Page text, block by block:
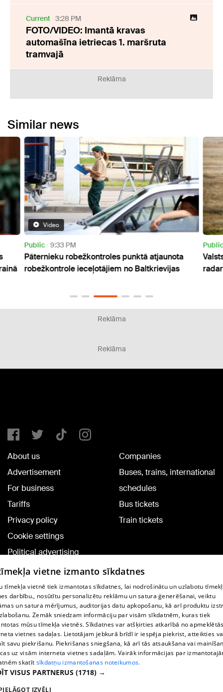
Current 3:28 PM
FOTO/VIDEO: Imantā kravas
automašīna ietriecas 1. maršruta
tramvajā
Reklāma
Similar news
Video
Public 9:33 PM
Pāternieku robežkontroles punktā atjaunota
robežkontrole ieceļotājiem no Baltkrievijas
Reklāma
Reklāma
About us
Advertisement
For business
Tariffs
Privacy policy
Cookie settings
Political advertising
Cookie policy
Commenting terms
Companies
Buses, trains, international
schedules
Bus tickets
Train tickets
TV program
Contract rules
360 Ziņu kontakti
Helio Media
Vortal assistance service: e-mail -
vietne izmanto sīkdatnes
tīmekļa vietnē tiek izmantotas sīkdatnes, lai nodrošinātu un uzlabotu
darbību., nosūtītu personalizētu reklāmu un satura ģenerēšanai, veiktu
un satura mērījumus, auditorijas datu apkopošanu, kā arī produktu
Zemāk sniedzam informāciju par visām sīkdatnēm, kuras tiek
mūsu tīmekļa vietnēs. Sīkdatnes var atšķirties atkarībā no
vietnes sadaļas. Lietotājam jebkurā brīdī ir iespēja piekrist, atteikties
savu piekrišanu. Piekrišanas sniegšana, kā arī tās atsaukšana vai
uz visām interneta vietnes sadaļām. Vairāk informācijas par
skatīt sīkdatņu izmantošanas noteikumos.
VISUS PARTNERUS (1718) →
IZVĒLI